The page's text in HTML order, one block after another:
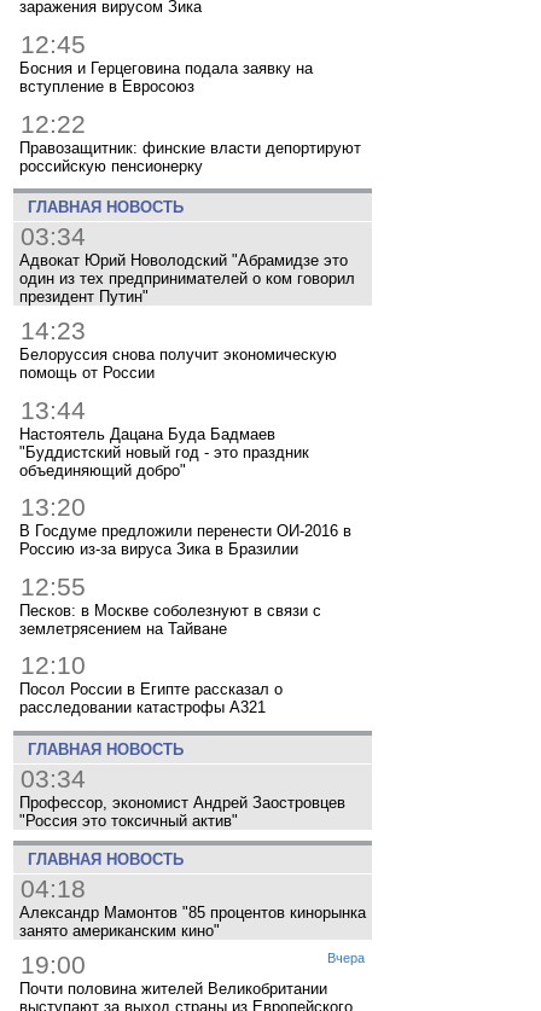
заражения вирусом Зика
12:45
Босния и Герцеговина подала заявку на
вступление в Евросоюз
12:22
Правозащитник: финские власти депортируют
российскую пенсионерку
ГЛАВНАЯ НОВОСТЬ
03:34
Адвокат Юрий Новолодский "Абрамидзе это
один из тех предпринимателей о ком говорил
президент Путин"
14:23
Белоруссия снова получит экономическую
помощь от России
13:44
Настоятель Дацана Буда Бадмаев
"Буддистский новый год - это праздник
объединяющий добро"
13:20
В Госдуме предложили перенести ОИ-2016 в
Россию из-за вируса Зика в Бразилии
12:55
Песков: в Москве соболезнуют в связи с
землетрясением на Тайване
12:10
Посол России в Египте рассказал о
расследовании катастрофы A321
ГЛАВНАЯ НОВОСТЬ
03:34
Профессор, экономист Андрей Заостровцев
"Россия это токсичный актив"
ГЛАВНАЯ НОВОСТЬ
04:18
Александр Мамонтов "85 процентов кинорынка
занято американским кино"
Вчера
19:00
Почти половина жителей Великобритании
выступают за выход страны из Европейского